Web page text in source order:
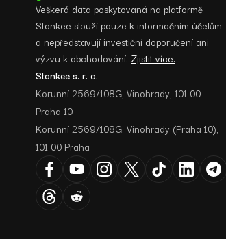
Veškerá data poskytovaná na platformě
Stonkee slouží pouze k informačním účelům
a nepředstavují investiční doporučení ani
výzvu k obchodování. Zjistit více.
Stonkee s. r. o.
Korunní 2569/108G, Vinohrady, 101 00
Praha 10
Korunní 2569/108G, Vinohrady (Praha 10),
101 00 Praha